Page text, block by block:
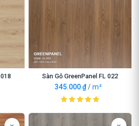
Sàn Gỗ GreenPanel FL 022
345.000₫ /m²